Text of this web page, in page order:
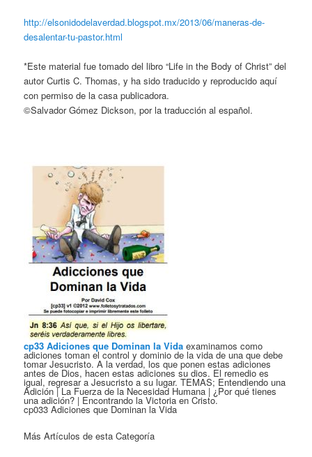
http://elsonidodelaverdad.blogspot.mx/2013/06/maneras-de-
desalentar-tu-pastor.html
*Este material fue tomado del libro “Life in the Body of Christ” del
autor Curtis C. Thomas, y ha sido traducido y reproducido aquí
con permiso de la casa publicadora.
©Salvador Gómez Dickson, por la traducción al español.
cp33 Adiciones que Dominan la Vida examinamos como
adiciones toman el control y dominio de la vida de una que debe
tomar Jesucristo. A la verdad, los que ponen estas adiciones
antes de Dios, hacen estas adiciones su dios. El remedio es
igual, regresar a Jesucristo a su lugar. TEMAS; Entendiendo una
Adición | La Fuerza de la Necesidad Humana | ¿Por qué tienes
una adición? | Encontrando la Victoria en Cristo.
cp033 Adiciones que Dominan la Vida
Más Artículos de esta Categoría